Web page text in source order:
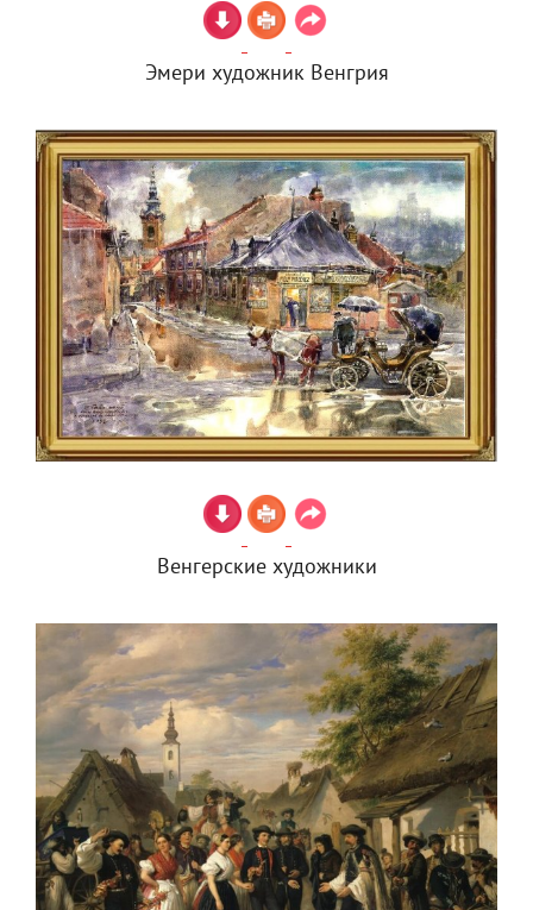
Эмери художник Венгрия
Венгерские художники